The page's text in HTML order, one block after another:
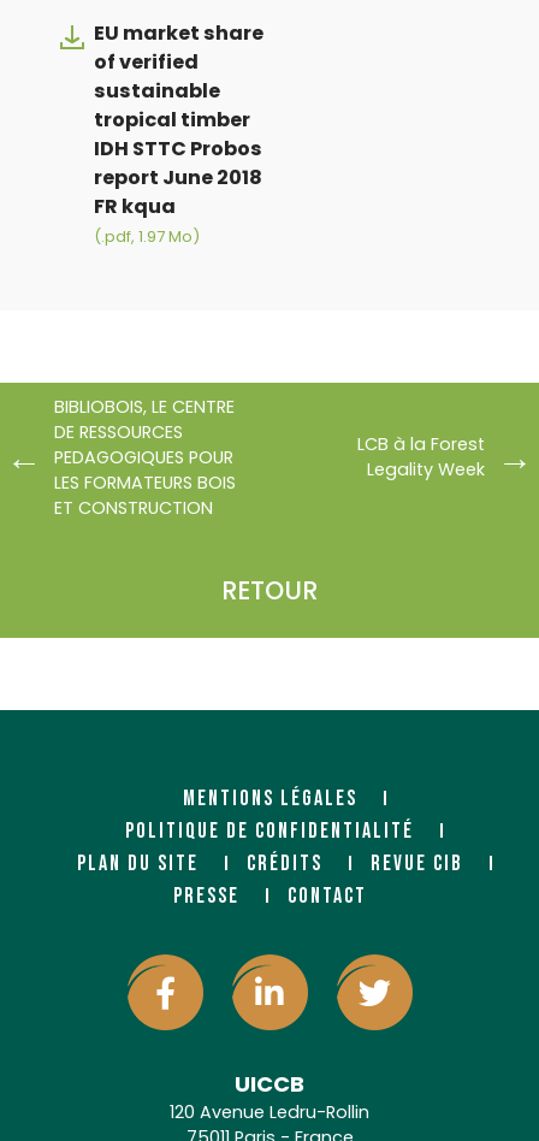
EU market share
of verified
sustainable
tropical timber
IDH STTC Probos
report June 2018
FR kqua
(.pdf, 1.97 Mo)
BIBLIOBOIS, LE CENTRE
DE RESSOURCES
PEDAGOGIQUES POUR
LES FORMATEURS BOIS
ET CONSTRUCTION
RETOUR
LCB à la Forest
Legality Week
MENTIONS LÉGALES
POLITIQUE DE CONFIDENTIALITÉ
PLAN DU SITE
CRÉDITS
REVUE CIB
PRESSE
CONTACT
UICCB
120 Avenue Ledru-Rollin